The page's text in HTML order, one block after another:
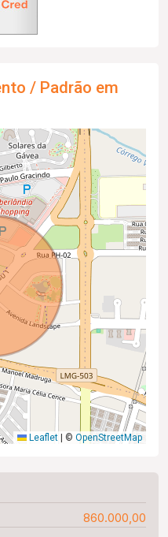
/ Padrão em
Leaflet © OpenStreetMap
860.000,00